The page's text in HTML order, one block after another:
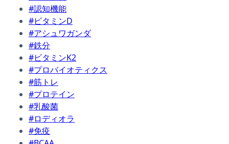
#認知機能
#ビタミンD
#アシュワガンダ
#鉄分
#ビタミンK2
#プロバイオティクス
#筋トレ
#プロテイン
#乳酸菌
#ロディオラ
#免疫